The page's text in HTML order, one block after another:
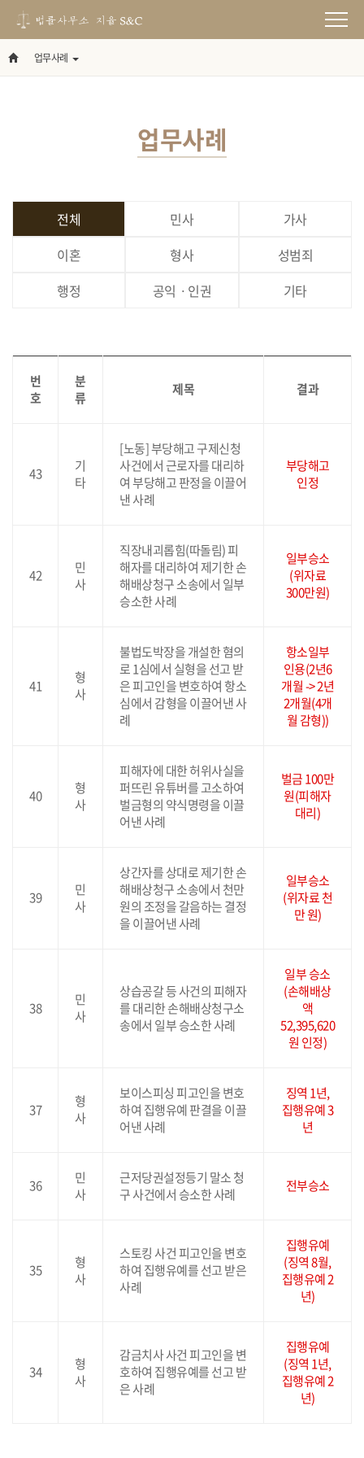
업무사례
업무사례
전체 민사
가사
이혼
형사
성범죄
행정
공익ㆍ인권 기타
번
호
분
류
제목 결과
43
기
타
[노동] 부당해고 구제신청
사건에서 근로자를 대리하
여 부당해고 판정을 이끌어
낸 사례
부당해고
인정
42
민
사
직장내괴롭힘(따돌림) 피
해자를 대리하여 제기한 손
해배상청구 소송에서 일부
승소한 사례
일부승소
(위자료
300만원)
41
형
사
불법도박장을 개설한 혐의
로 1심에서 실형을 선고 받
은 피고인을 변호하여 항소
심에서 감형을 이끌어낸 사
례
항소일부
인용(2년6
개월 -> 2년
2개월(4개
월 감형))
40
형
사
피해자에 대한 허위사실을
퍼뜨린 유튜버를 고소하여
벌금형의 약식명령을 이끌
어낸 사례
벌금 100만
원(피해자
대리)
39
민
사
상간자를 상대로 제기한 손
해배상청구 소송에서 천만
원의 조정을 갈음하는 결정
을 이끌어낸 사례
일부승소
(위자료 천
만 원)
38
민
사
상습공갈 등 사건의 피해자
를 대리한 손해배상청구소
송에서 일부 승소한 사례
일부 승소
(손해배상
액
52,395,620
원 인정)
37
형
사
보이스피싱 피고인을 변호
하여 집행유예 판결을 이끌
어낸 사례
징역 1년,
집행유예 3
년
36
민
사
근저당권설정등기 말소 청
구 사건에서 승소한 사례
전부승소
35
형
사
스토킹 사건 피고인을 변호
하여 집행유예를 선고 받은
사례
집행유예
(징역 8월,
집행유예 2
년)
34
형
사
감금치사 사건 피고인을 변
호하여 집행유예를 선고 받
은 사례
집행유예
(징역 1년,
집행유예 2
년)